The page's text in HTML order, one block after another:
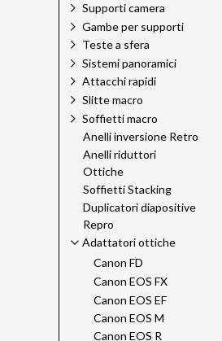
Supporti camera
Gambe per supporti
Teste a sfera
Sistemi panoramici
Attacchi rapidi
Slitte macro
Soffietti macro
Anelli inversione Retro
Anelli riduttori
Ottiche
Soffietti Stacking
Duplicatori diapositive
Repro
Adattatori ottiche
Canon FD
Canon EOS FX
Canon EOS EF
Canon EOS M
Canon EOS R